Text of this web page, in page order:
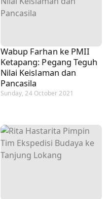
Wabup Farhan ke PMII
Ketapang: Pegang Teguh
Nilai Keislaman dan
Pancasila
Sunday, 24 October 2021